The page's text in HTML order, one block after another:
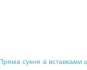
сукня зі